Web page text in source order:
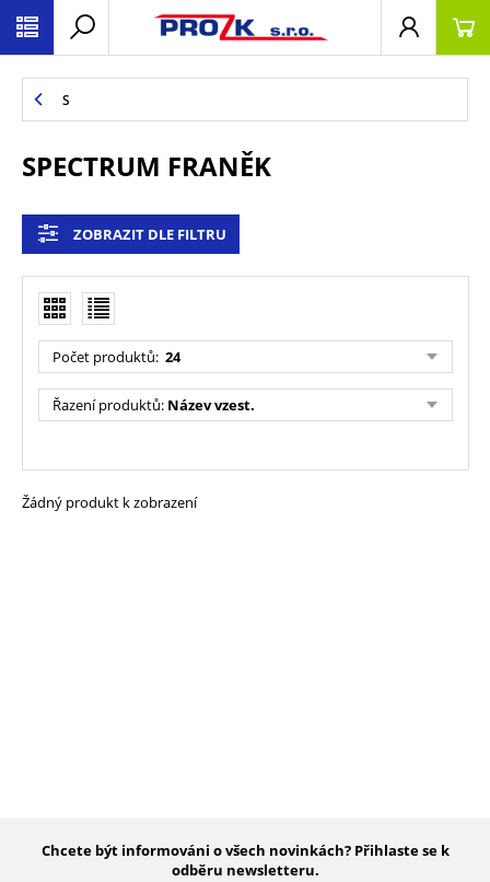
S
SPECTRUM FRANĚK
ZOBRAZIT DLE FILTRU
Počet produktů: 24
Řazení produktů: Název vzest.
Žádný produkt k zobrazení
Chcete být informováni o všech novinkách? Přihlaste se k
odběru newsletteru.